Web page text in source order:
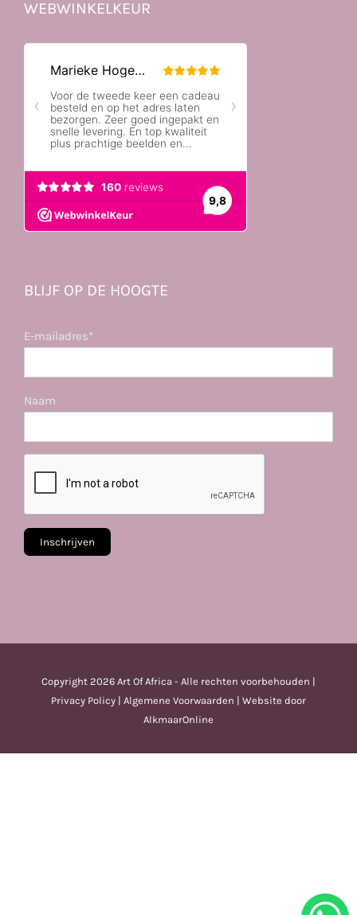
WEBWINKELKEUR
BLIJF OP DE HOOGTE
E-mailadres*
Naam
Copyright 2026 Art Of Africa - Alle rechten voorbehouden |
Privacy Policy | Algemene Voorwaarden | Website door
AlkmaarOnline